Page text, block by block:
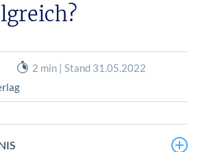
2 min | Stand 31.05.2022